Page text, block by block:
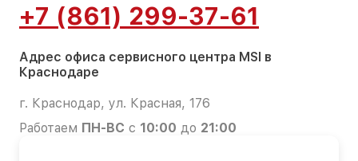
+7 (861) 299-37-61
Адрес офиса сервисного центра MSI в
Краснодаре
г. Краснодар, ул. Красная, 176
Работаем ПН-ВС с 10:00 до 21:00